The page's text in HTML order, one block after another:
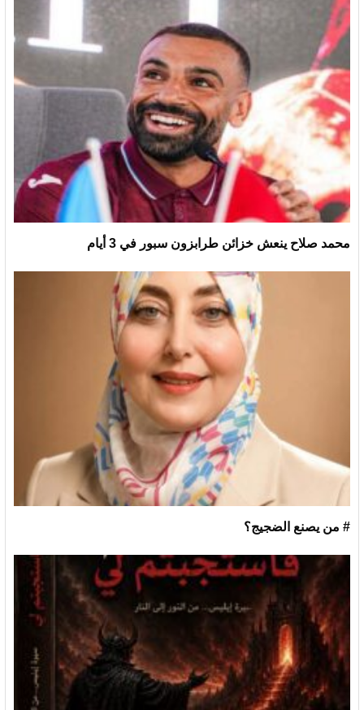
محمد صلاح ينعش خزائن طرابزون سبور في 3 أيام
# من يصنع الضجيج؟